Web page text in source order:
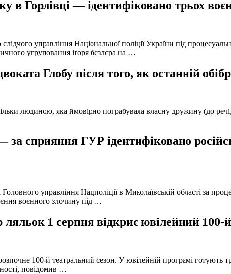
в Горлівці — ідентифіковано трьох
управління Національної поліції України під
угруповання іґоря бєзлєра на …
Глобу після того, як останній
людиною, яка ймовірно пограбувала власну дружину (до
сприяння ГУР ідентифіковано
управління Нацполіції в Миколаївській області за
воєнного злочину під …
1 серпня відкриє ювілейний 100-
100-й театральний сезон. У ювілейній програмі готують
повідомив …